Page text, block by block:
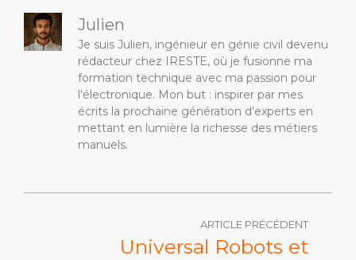
Julien
Je suis Julien, ingénieur en génie civil devenu
rédacteur chez IRESTE, où je fusionne ma
formation technique avec ma passion pour
l'électronique. Mon but : inspirer par mes
écrits la prochaine génération d'experts en
mettant en lumière la richesse des métiers
manuels.
ARTICLE PRÉCÉDENT
Universal Robots et